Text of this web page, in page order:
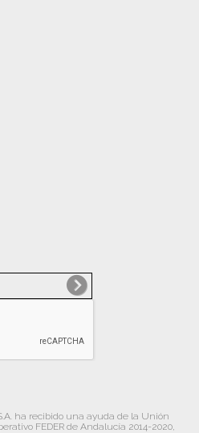
ha recibido una ayuda de la Unión
FEDER de Andalucía 2014-2020,